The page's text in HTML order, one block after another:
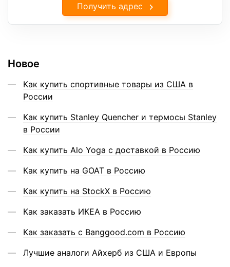
Получить адрес
Новое
Как купить спортивные товары из США в
России
Как купить Stanley Quencher и термосы Stanley
в России
Как купить Alo Yoga с доставкой в Россию
Как купить на GOAT в Россию
Как купить на StockX в Россию
Как заказать ИКЕА в Россию
Как заказать с Banggood.com в Россию
Лучшие аналоги Айхерб из США и Европы